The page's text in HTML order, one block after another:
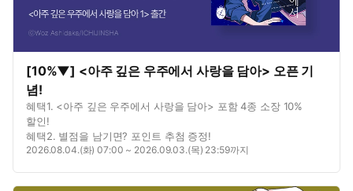
[10%▼] <아주 깊은 우주에서 사랑을 담아> 오픈 기
념!
혜택1. <아주 깊은 우주에서 사랑을 담아> 포함 4종 소장 10%
할인!
혜택2. 별점을 남기면? 포인트 추첨 증정!
2026.08.04.(화) 07:00 ~ 2026.09.03.(목) 23:59까지